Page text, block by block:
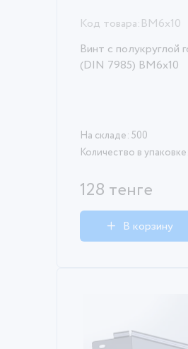
Код товара:ВМ6х10
Винт c полукруглой
(DIN 7985) ВМ6х10
На складе: 500
Количество в
128 тенге
В корзину